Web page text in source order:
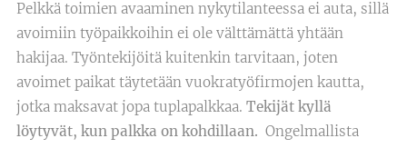
Pelkkä toimien avaaminen nykytilanteessa ei auta, sillä
avoimiin työpaikkoihin ei ole välttämättä yhtään
hakijaa. Työntekijöitä kuitenkin tarvitaan, joten
avoimet paikat täytetään vuokratyöfirmojen kautta,
jotka maksavat jopa tuplapalkkaa. Tekijät kyllä
löytyvät, kun palkka on kohdillaan. Ongelmallista